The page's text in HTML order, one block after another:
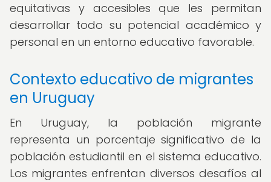
equitativas y accesibles que les permitan
desarrollar todo su potencial académico y
personal en un entorno educativo favorable.
Contexto educativo de migrantes
en Uruguay
En Uruguay, la población migrante
representa un porcentaje significativo de la
población estudiantil en el sistema educativo.
Los migrantes enfrentan diversos desafíos al